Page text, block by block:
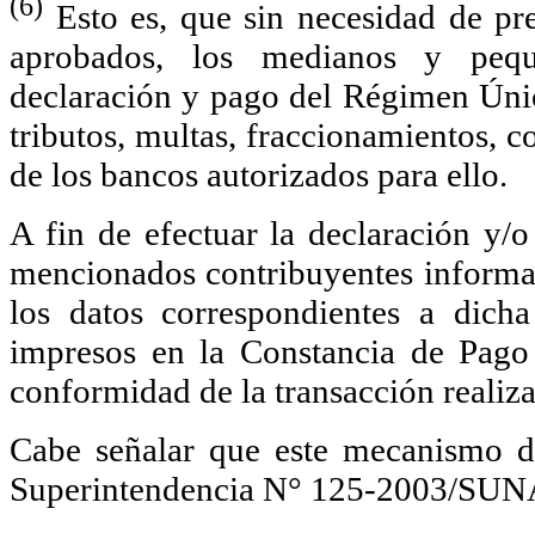
Esto es, que sin necesidad de
aprobados, los medianos y
declaración y pago del Régimen
tributos, multas, fraccionamientos,
de los bancos autorizados para ello.
A fin de efectuar la declaración y/o
mencionados contribuyentes
los datos correspondientes a
impresos en la Constancia de
conformidad de la transacción
Cabe señalar que este
Superintendencia N° 125-2003/